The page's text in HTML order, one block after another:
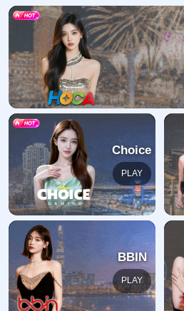
404
抱歉，找不到
返回首页